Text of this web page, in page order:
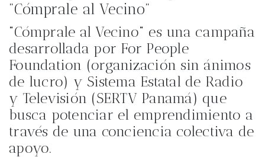
"Cómprale al Vecino"
"Cómprale al Vecino" es una campaña
desarrollada por For People
Foundation (organización sin ánimos
de lucro) y Sistema Estatal de Radio
y Televisión (SERTV Panamá) que
busca potenciar el emprendimiento a
través de una conciencia colectiva de
apoyo.